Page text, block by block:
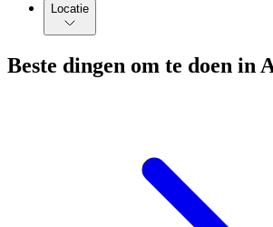
Locatie
Beste dingen om te doen in